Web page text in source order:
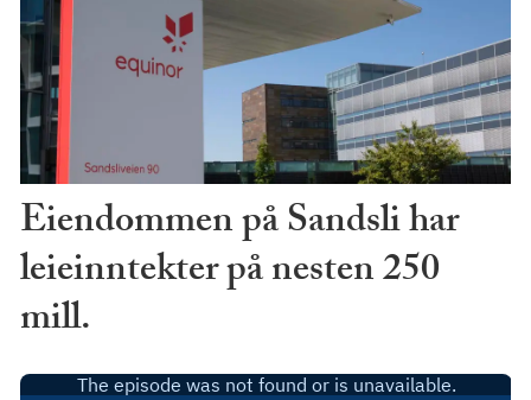
Eiendommen på Sandsli har
leieinntekter på nesten 250
mill.